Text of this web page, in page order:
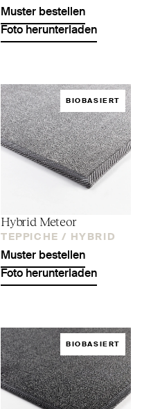
Muster bestellen
Foto herunterladen
BIOBASIERT
Hybrid Meteor
TEPPICHE / HYBRID
Muster bestellen
Foto herunterladen
BIOBASIERT